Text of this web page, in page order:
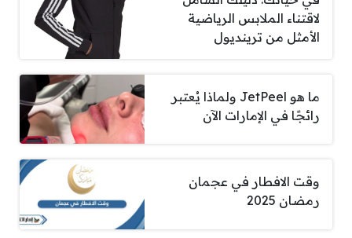
لاقتناء الملابس الرياضية
الأمثل من ترينديول
ما هو JetPeel ولماذا يُعتبر
رائجًا في الإمارات الآن
وقت الافطار في عجمان
رمضان 2025